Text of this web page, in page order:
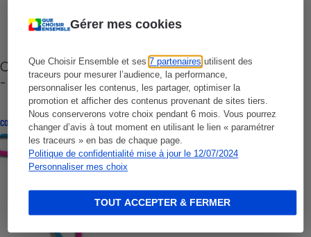
Gérer mes cookies
Que Choisir Ensemble et ses7 partenaires utilisent des
traceurs pour mesurer l’audience, la performance,
personnaliser les contenus, les partager, optimiser la
promotion et afficher des contenus provenant de sites tiers.
Nous conserverons votre choix pendant 6 mois. Vous pourrez
changer d’avis à tout moment en utilisant le lien « paramétrer
les traceurs » en bas de chaque page.
Politique de confidentialité mise à jour le 12/07/2024
Personnaliser mes choix
TOUT ACCEPTER & FERMER
Cafetière à capsules zéro déchet CoffeeB (vidéo)
- Premières impressions
CONSEILS